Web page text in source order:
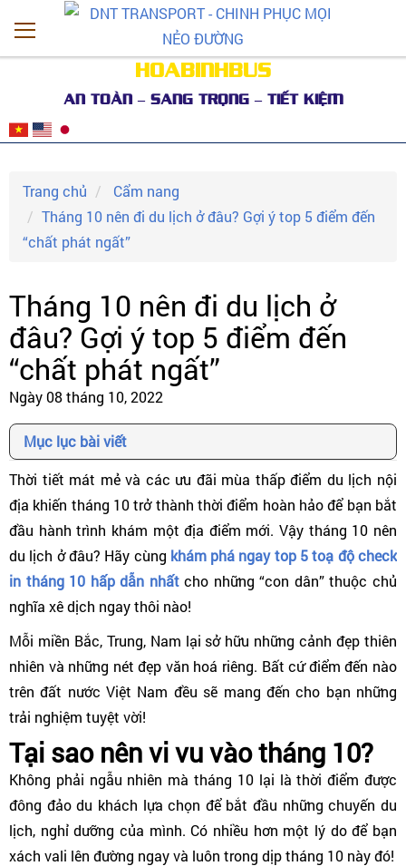
HOABINHBUS
AN TOÀN – SANG TRỌNG – TIẾT KIỆM
Trang chủ
Cẩm nang
Tháng 10 nên đi du lịch ở đâu? Gợi ý top 5 điểm đến
“chất phát ngất”
Tháng 10 nên đi du lịch ở
đâu? Gợi ý top 5 điểm đến
“chất phát ngất”
Ngày 08 tháng 10, 2022
Mục lục bài viết
Thời tiết mát mẻ và các ưu đãi mùa thấp điểm du lịch nội
địa khiến tháng 10 trở thành thời điểm hoàn hảo để bạn bắt
đầu hành trình khám một địa điểm mới. Vậy tháng 10 nên
du lịch ở đâu? Hãy cùng khám phá ngay top 5 toạ độ check
in tháng 10 hấp dẫn nhấtcho những “con dân” thuộc chủ
nghĩa xê dịch ngay thôi nào!
Mỗi miền Bắc, Trung, Nam lại sở hữu những cảnh đẹp thiên
nhiên và những nét đẹp văn hoá riêng. Bất cứ điểm đến nào
trên đất nước Việt Nam đều sẽ mang đến cho bạn những
trải nghiệm tuyệt vời!
Tại sao nên vi vu vào tháng 10?
Không phải ngẫu nhiên mà tháng 10 lại là thời điểm được
đông đảo du khách lựa chọn để bắt đầu những chuyến du
lịch, nghỉ dưỡng của mình. Có nhiều hơn một lý do để bạn
xách vali lên đường ngay và luôn trong dịp tháng 10 này đó!